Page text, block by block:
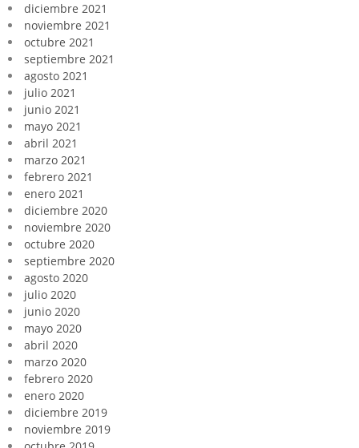
diciembre 2021
noviembre 2021
octubre 2021
septiembre 2021
agosto 2021
julio 2021
junio 2021
mayo 2021
abril 2021
marzo 2021
febrero 2021
enero 2021
diciembre 2020
noviembre 2020
octubre 2020
septiembre 2020
agosto 2020
julio 2020
junio 2020
mayo 2020
abril 2020
marzo 2020
febrero 2020
enero 2020
diciembre 2019
noviembre 2019